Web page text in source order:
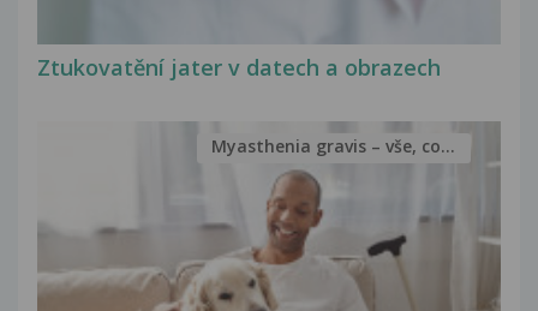
Ztukovatění jater v datech a obrazech
Myasthenia gravis – vše, co...